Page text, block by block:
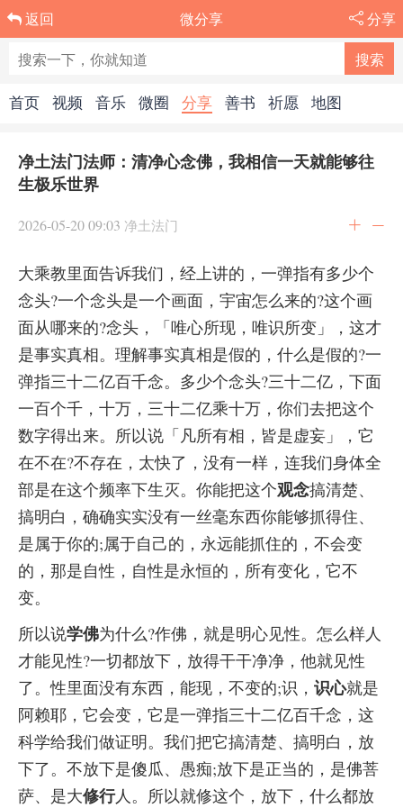
返回 微分享 分享
首页 视频 音乐 微圈 分享 善书 祈愿 地图
净土法门法师：清净心念佛，我相信一天就能够往
生极乐世界
2026-05-20 09:03 净土法门
大乘教里面告诉我们，经上讲的，一弹指有多少个
念头?一个念头是一个画面，宇宙怎么来的?这个画
面从哪来的?念头，「唯心所现，唯识所变」，这才
是事实真相。理解事实真相是假的，什么是假的?一
弹指三十二亿百千念。多少个念头?三十二亿，下面
一百个千，十万，三十二亿乘十万，你们去把这个
数字得出来。所以说「凡所有相，皆是虚妄」，它
在不在?不存在，太快了，没有一样，连我们身体全
部是在这个频率下生灭。你能把这个观念搞清楚、
搞明白，确确实实没有一丝毫东西你能够抓得住、
是属于你的;属于自己的，永远能抓住的，不会变
的，那是自性，自性是永恒的，所有变化，它不
变。
所以说学佛为什么?作佛，就是明心见性。怎么样人
才能见性?一切都放下，放得干干净净，他就见性
了。性里面没有东西，能现，不变的;识， 识心就是
阿赖耶，它会变，它是一弹指三十二亿百千念，这
科学给我们做证明。我们把它搞清楚、搞明白，放
下了。不放下是傻瓜、愚痴;放下是正当的，是佛菩
萨、是大修行人。所以就修这个，放下，什么都放